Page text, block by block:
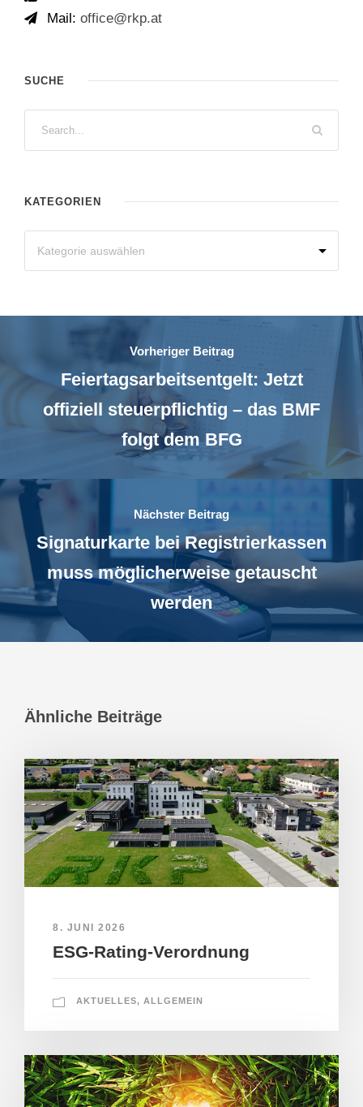
Mail: office@rkp.at
SUCHE
KATEGORIEN
Vorheriger Beitrag
Feiertagsarbeitsentgelt: Jetzt
offiziell steuerpflichtig – das BMF
folgt dem BFG
Nächster Beitrag
Signaturkarte bei Registrierkassen
muss möglicherweise getauscht
werden
Ähnliche Beiträge
8. JUNI 2026
ESG-Rating-Verordnung
AKTUELLES, ALLGEMEIN